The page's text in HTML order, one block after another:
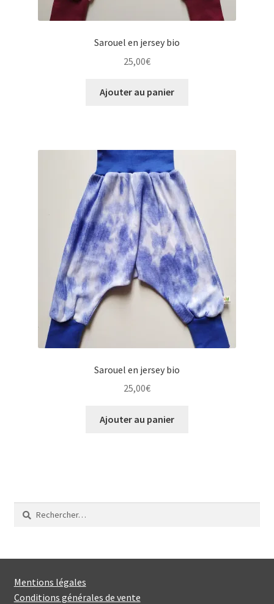
Sarouel en jersey bio
25,00€
Ajouter au panier
Sarouel en jersey bio
25,00€
Ajouter au panier
Rechercher :
Mentions légales
Conditions générales de vente